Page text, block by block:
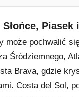
Piasek
może pochwalić
Śródziemnego,
Brava, gdzie
Costa del Sol,